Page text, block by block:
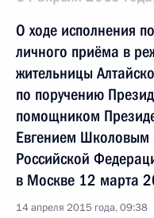
О ходе исполнения
личного приёма в
жительницы
по поручению
помощником
Евгением Школовым
Российской
в Москве 12 марта
14 апреля 2015 года, 09:38